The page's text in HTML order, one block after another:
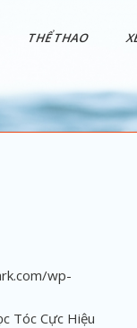
THỂ THAO
wp-
Tóc Cực Hiệu